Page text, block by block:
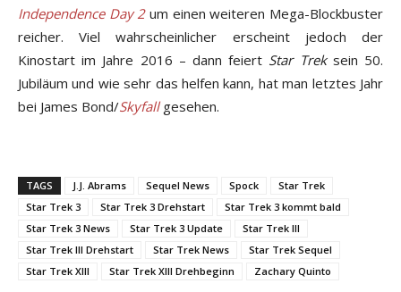
Independence Day 2um einen weiteren Mega-Blockbuster
reicher. Viel wahrscheinlicher erscheint jedoch der
Kinostart im Jahre 2016 – dann feiert Star Treksein 50.
Jubiläum und wie sehr das helfen kann, hat man letztes Jahr
bei James Bond/Skyfallgesehen.
TAGS J.J. Abrams Sequel News Spock
Star Trek
Star Trek 3
Star Trek 3 Drehstart
Star Trek 3 kommt bald
Star Trek 3 News
Star Trek 3 Update
Star Trek III
Star Trek III Drehstart
Star Trek News
Star Trek Sequel
Star Trek XIII
Star Trek XIII Drehbeginn Zachary Quinto